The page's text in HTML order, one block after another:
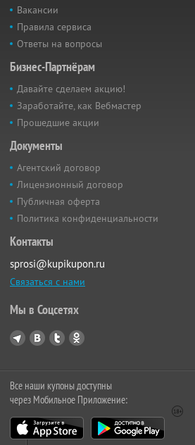
Вакансии
Правила сервиса
Ответы на вопросы
Бизнес-Партнёрам
Давайте сделаем акцию!
Заработайте, как Вебмастер
Прошедшие акции
Документы
Агентский договор
Лицензионный договор
Публичная оферта
Политика конфиденциальности
Контакты
sprosi@kupikupon.ru
Связаться с нами
Мы в Соцсетях
Все наши купоны доступны
через Мобильное Приложение: